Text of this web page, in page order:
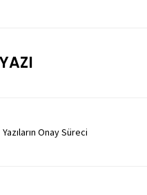
Yazıların Onay Süreci